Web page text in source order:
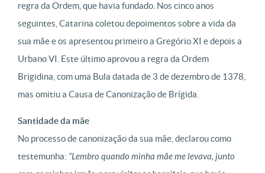
regra da Ordem, que havia fundado. Nos cinco anos
seguintes, Catarina coletou depoimentos sobre a vida da
sua mãe e os apresentou primeiro a Gregório XI e depois a
Urbano VI. Este último aprovou a regra da Ordem
Brigidina, com uma Bula datada de 3 de dezembro de 1378,
mas omitiu a Causa de Canonização de Brígida.
Santidade da mãe
No processo de canonização da sua mãe, declarou como
testemunha: “Lembro quando minha mãe me levava, junto